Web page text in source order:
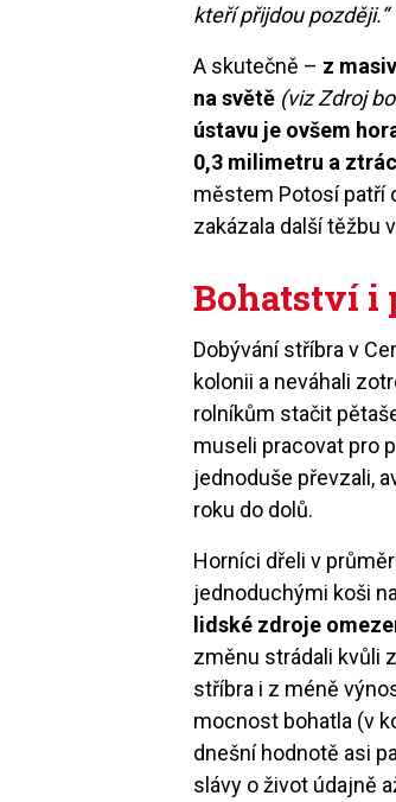
kteří přijdou později.“
A skutečně – z
na světě (viz Zdroj
ústavu je ovšem
0,3 milimetru a
městem Potosí patří
zakázala další těžbu
Bohatství i
Dobývání stříbra v
kolonii a neváhali
rolníkům stačit
museli pracovat pro
jednoduše převzali,
roku do dolů.
Horníci dřeli v
jednoduchými koši
lidské zdroje
změnu strádali kvůli
stříbra i z méně
mocnost bohatla (v
dnešní hodnotě asi
slávy o život údajně